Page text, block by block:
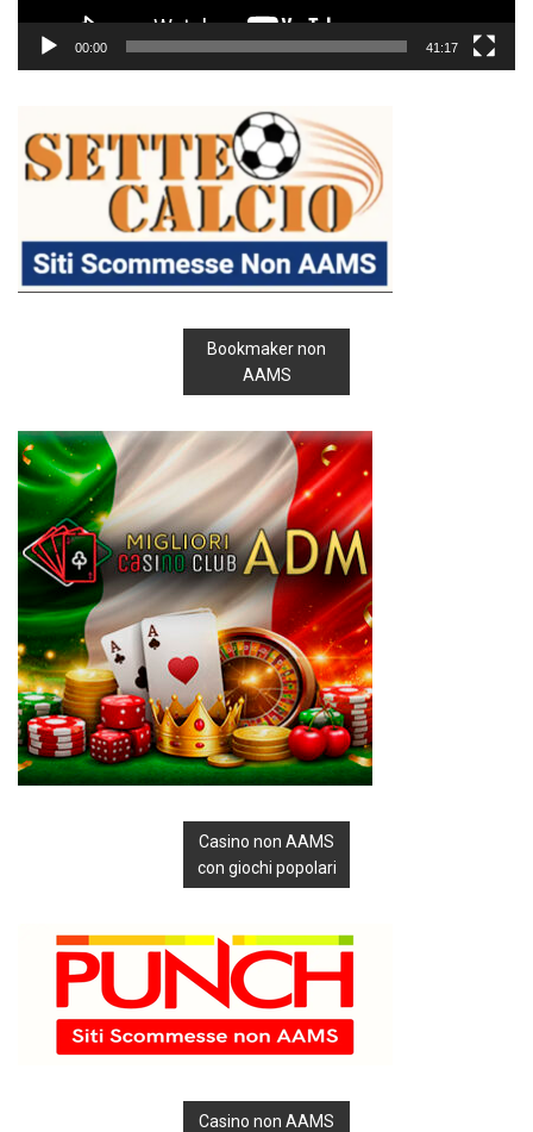
00:00 41:17
Bookmaker non
AAMS
Casino non AAMS
con giochi popolari
Casino non AAMS